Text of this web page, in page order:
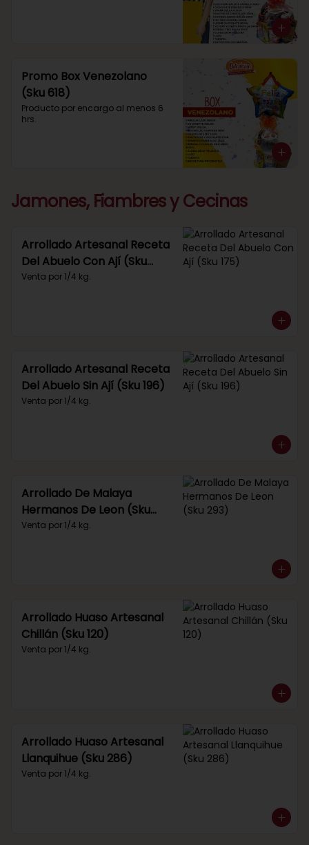
Promo Box Venezolano
(Sku 618)
Producto por encargo al menos 6
hrs.
Jamones, Fiambres y Cecinas
Arrollado Artesanal Receta
Del Abuelo Con Ají (Sku
175)
Venta por 1/4 kg.
Arrollado Artesanal Receta
Del Abuelo Sin Ají (Sku 196)
Venta por 1/4 kg.
Arrollado De Malaya
Hermanos De Leon (Sku
293)
Venta por 1/4 kg.
Arrollado Huaso Artesanal
Chillán (Sku 120)
Venta por 1/4 kg.
Arrollado Huaso Artesanal
Llanquihue (Sku 286)
Venta por 1/4 kg.